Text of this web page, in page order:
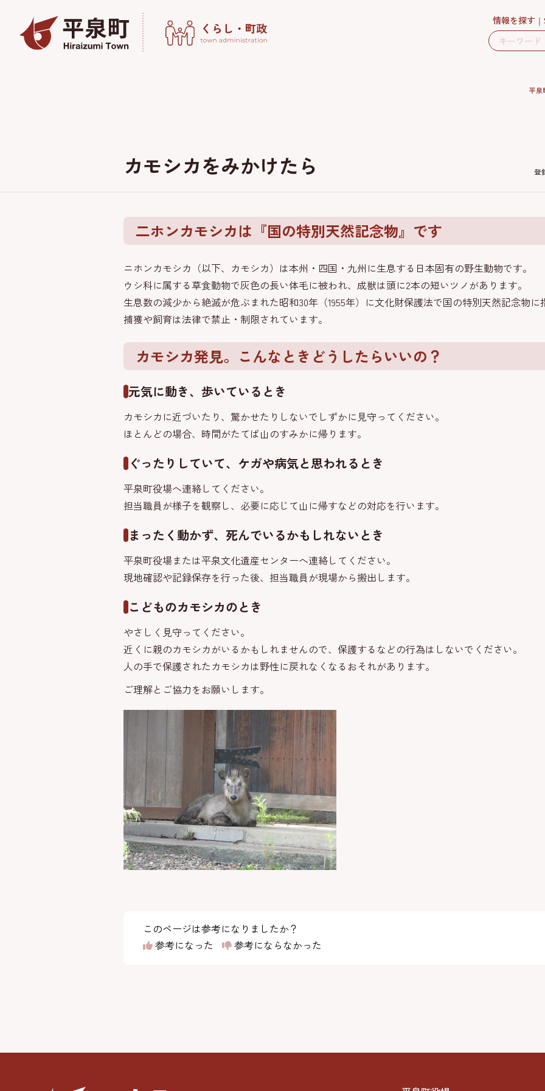
情報を探す
平泉
カモシカをみかけたら 登
二ホンカモシカは『国の特別天然記念物』です
ニホンカモシカ（以下、カモシカ）は本州・四国・九州に生息する日本固有の野生動物です。
ウシ科に属する草食動物で灰色の長い体毛に被われ、成獣は頭に2本の短いツノがあります。
生息数の減少から絶滅が危ぶまれた昭和30年（1955年）に文化財保護法で国の特別天然記念物に
捕獲や飼育は法律で禁止・制限されています。
カモシカ発見。こんなときどうしたらいいの？
元気に動き、歩いているとき
カモシカに近づいたり、驚かせたりしないでしずかに見守ってください。
ほとんどの場合、時間がたてば山のすみかに帰ります。
ぐったりしていて、ケガや病気と思われるとき
平泉町役場へ連絡してください。
担当職員が様子を観察し、必要に応じて山に帰すなどの対応を行います。
まったく動かず、死んでいるかもしれないとき
平泉町役場または平泉文化遺産センターへ連絡してください。
現地確認や記録保存を行った後、担当職員が現場から搬出します。
こどものカモシカのとき
やさしく見守ってください。
近くに親のカモシカがいるかもしれませんので、保護するなどの行為はしないでください。
人の手で保護されたカモシカは野性に戻れなくなるおそれがあります。
ご理解とご協力をお願いします。
このページは参考になりましたか？
参考になった
参考にならなかった